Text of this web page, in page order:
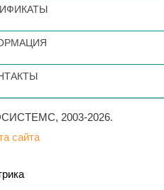
2003-2026.
сайта